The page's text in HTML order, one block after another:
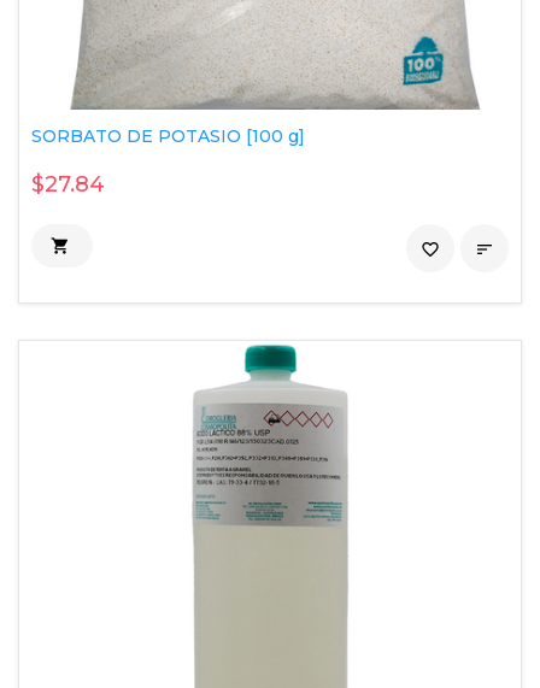
SORBATO DE POTASIO [100 g]
$27.84
 
favorite_border